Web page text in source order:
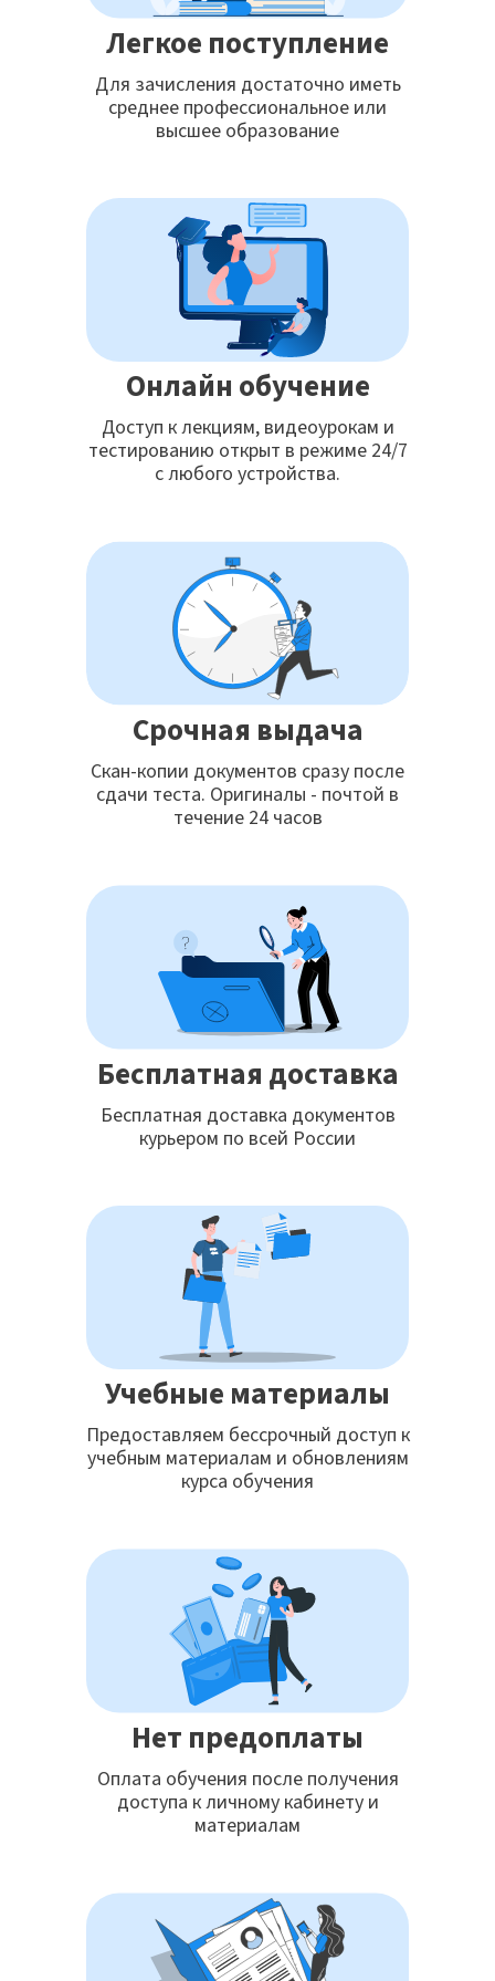
Легкое поступление
Для зачисления достаточно иметь
среднее профессиональное или
высшее образование
Онлайн обучение
Доступ к лекциям, видеоурокам и
тестированию открыт в режиме 24/7
с любого устройства.
Срочная выдача
Скан-копии документов сразу после
сдачи теста. Оригиналы - почтой в
течение 24 часов
Бесплатная доставка
Бесплатная доставка документов
курьером по всей России
Учебные материалы
Предоставляем бессрочный доступ к
учебным материалам и обновлениям
курса обучения
Нет предоплаты
Оплата обучения после получения
доступа к личному кабинету и
материалам